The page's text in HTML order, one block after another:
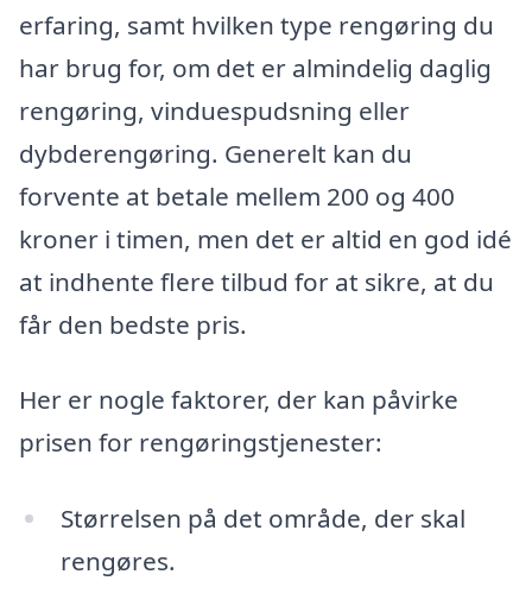
erfaring, samt hvilken type rengøring du
har brug for, om det er almindelig daglig
rengøring, vinduespudsning eller
dybderengøring. Generelt kan du
forvente at betale mellem 200 og 400
kroner i timen, men det er altid en god idé
at indhente flere tilbud for at sikre, at du
får den bedste pris.
Her er nogle faktorer, der kan påvirke
prisen for rengøringstjenester:
Størrelsen på det område, der skal
rengøres.